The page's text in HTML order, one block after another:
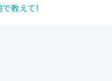
教えて!